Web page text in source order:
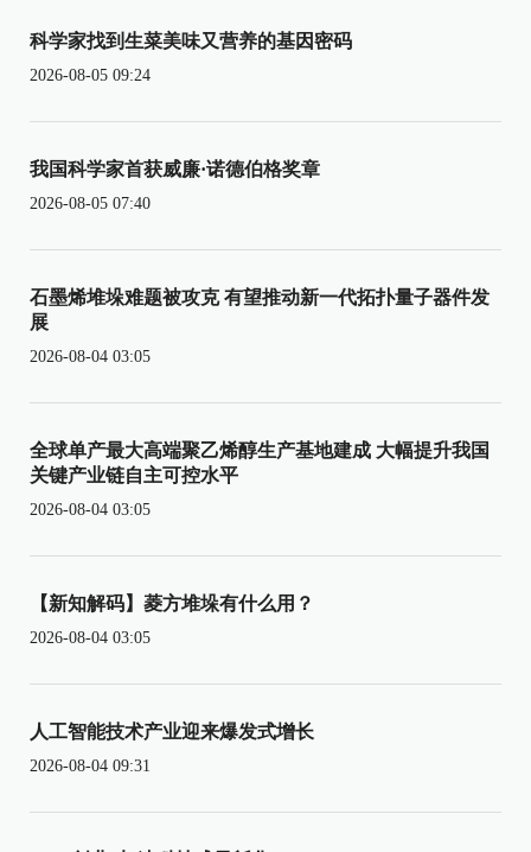
科学家找到生菜美味又营养的基因密码
2026-08-05 09:24
我国科学家首获威廉·诺德伯格奖章
2026-08-05 07:40
石墨烯堆垛难题被攻克 有望推动新一代拓扑量子器件发
展
2026-08-04 03:05
全球单产最大高端聚乙烯醇生产基地建成 大幅提升我国
关键产业链自主可控水平
2026-08-04 03:05
【新知解码】菱方堆垛有什么用？
2026-08-04 03:05
人工智能技术产业迎来爆发式增长
2026-08-04 09:31